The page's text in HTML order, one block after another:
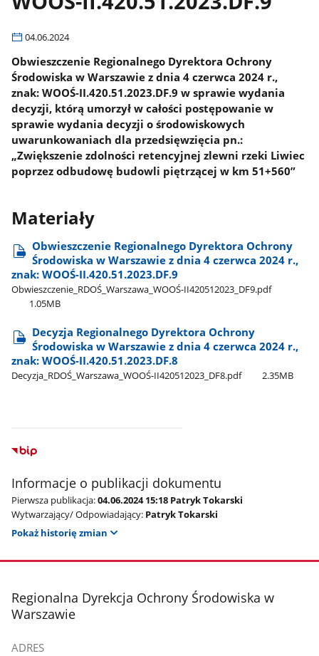
04.06.2024
Obwieszczenie Regionalnego Dyrektora Ochrony
Środowiska w Warszawie z dnia 4 czerwca 2024 r.,
znak: WOOŚ-II.420.51.2023.DF.9 w sprawie wydania
decyzji, którą umorzył w całości postępowanie w
sprawie wydania decyzji o środowiskowych
uwarunkowaniach dla przedsięwzięcia pn.:
„Zwiększenie zdolności retencyjnej zlewni rzeki Liwiec
poprzez odbudowę budowli piętrzącej w km 51+560”
Materiały
Obwieszczenie Regionalnego Dyrektora Ochrony
Środowiska w Warszawie z dnia 4 czerwca 2024 r.,
znak: WOOŚ-II.420.51.2023.DF.9
Obwieszczenie​_RDOŚ​_Warszawa​_WOOŚ-II420512023​_DF9.pdf
1.05MB
Decyzja Regionalnego Dyrektora Ochrony
Środowiska w Warszawie z dnia 4 czerwca 2024 r.,
znak: WOOŚ-II.420.51.2023.DF.8
Decyzja​_RDOŚ​_Warszawa​_WOOŚ-II420512023​_DF8.pdf 2.35MB
Informacje o publikacji dokumentu
Pierwsza publikacja:04.06.2024 15:18 Patryk Tokarski
Wytwarzający/ Odpowiadający: Patryk Tokarski
Pokaż historię zmian
stopka
Regionalna Dyrekcja Ochrony Środowiska w
Warszawie
ADRES